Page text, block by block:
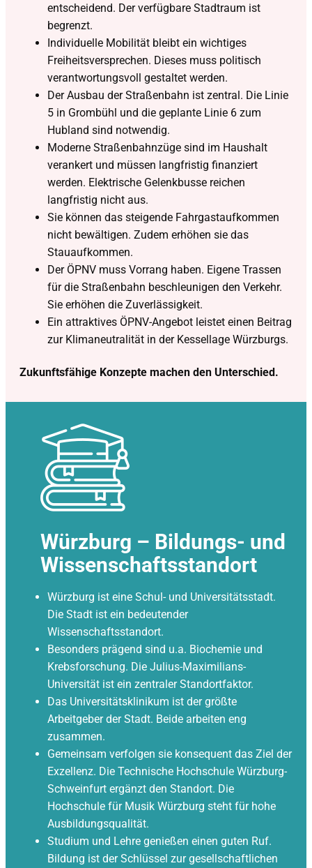
entscheidend. Der verfügbare Stadtraum ist
begrenzt.
Individuelle Mobilität bleibt ein wichtiges
Freiheitsversprechen. Dieses muss politisch
verantwortungsvoll gestaltet werden.
Der Ausbau der Straßenbahn ist zentral. Die Linie
5 in Grombühl und die geplante Linie 6 zum
Hubland sind notwendig.
Moderne Straßenbahnzüge sind im Haushalt
verankert und müssen langfristig finanziert
werden. Elektrische Gelenkbusse reichen
langfristig nicht aus.
Sie können das steigende Fahrgastaufkommen
nicht bewältigen. Zudem erhöhen sie das
Stauaufkommen.
Der ÖPNV muss Vorrang haben. Eigene Trassen
für die Straßenbahn beschleunigen den Verkehr.
Sie erhöhen die Zuverlässigkeit.
Ein attraktives ÖPNV-Angebot leistet einen Beitrag
zur Klimaneutralität in der Kessellage Würzburgs.
Zukunftsfähige Konzepte machen den Unterschied.
Würzburg – Bildungs- und
Wissenschaftsstandort
Würzburg ist eine Schul- und Universitätsstadt.
Die Stadt ist ein bedeutender
Wissenschaftsstandort.
Besonders prägend sind u.a. Biochemie und
Krebsforschung. Die Julius-Maximilians-
Universität ist ein zentraler Standortfaktor.
Das Universitätsklinikum ist der größte
Arbeitgeber der Stadt. Beide arbeiten eng
zusammen.
Gemeinsam verfolgen sie konsequent das Ziel der
Exzellenz. Die Technische Hochschule Würzburg-
Schweinfurt ergänzt den Standort. Die
Hochschule für Musik Würzburg steht für hohe
Ausbildungsqualität.
Studium und Lehre genießen einen guten Ruf.
Bildung ist der Schlüssel zur gesellschaftlichen